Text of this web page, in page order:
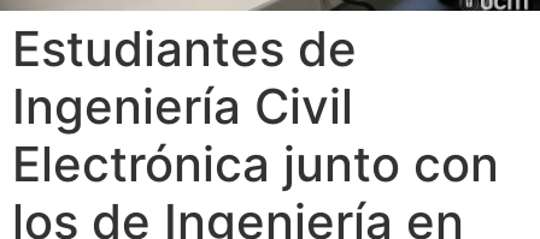
Estudiantes de
Ingeniería Civil
Electrónica junto con
los de Ingeniería en